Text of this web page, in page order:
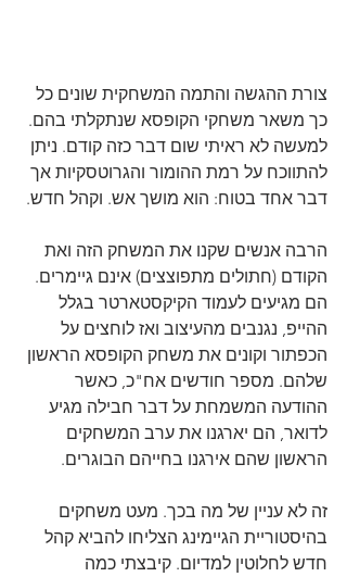
צורת ההגשה והתמה המשחקית שונים כל
כך משאר משחקי הקופסא שנתקלתי בהם.
למעשה לא ראיתי שום דבר כזה קודם. ניתן
להתווכח על רמת ההומור והגרוטסקיות אך
דבר אחד בטוח: הוא מושך אש. וקהל חדש.
הרבה אנשים שקנו את המשחק הזה ואת
הקודם (חתולים מתפוצצים) אינם גיימרים.
הם מגיעים לעמוד הקיקסטארטר בגלל
ההייפ, נגנבים מהעיצוב ואז לוחצים על
הכפתור וקונים את משחק הקופסא הראשון
שלהם. מספר חודשים אח"כ, כאשר
ההודעה המשמחת על דבר חבילה מגיע
לדואר, הם יארגנו את ערב המשחקים
הראשון שהם אירגנו בחייהם הבוגרים.
זה לא עניין של מה בכך. מעט משחקים
בהיסטוריית הגיימינג הצליחו להביא קהל
חדש לחלוטין למדיום. קיבצתי כמה